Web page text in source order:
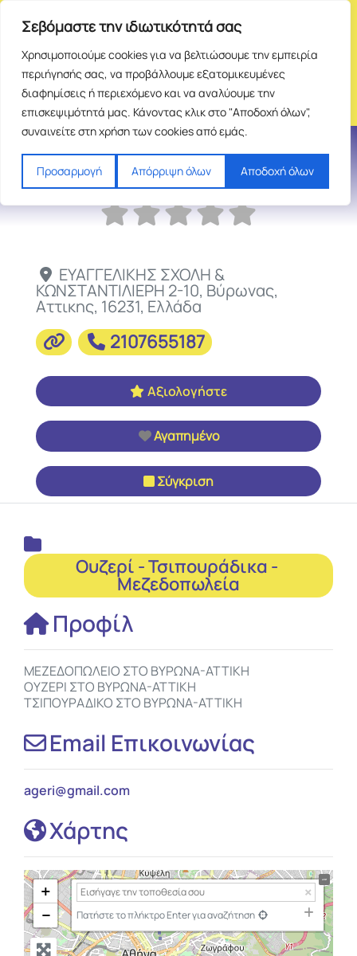
Σεβόμαστε την ιδιωτικότητά σας
Χρησιμοποιούμε cookies για να βελτιώσουμε την εμπειρία
περιήγησής σας, να προβάλλουμε εξατομικευμένες
διαφημίσεις ή περιεχόμενο και να αναλύουμε την
επισκεψιμότητά μας. Κάνοντας κλικ στο "Αποδοχή όλων",
συναινείτε στη χρήση των cookies από εμάς.
Προσαρμογή Απόρριψη όλων Αποδοχή όλων
ΑΓΕΡΙ
ΕΥΑΓΓΕΛΙΚΗΣ ΣΧΟΛΗ &
ΚΩΝΣΤΑΝΤΙΛΙΕΡΗ 2-10, Βύρωνας,
Αττικης, 16231, Ελλάδα
2107655187
Αξιολογήστε
Αγαπημένο
Σύγκριση
Ουζερί - Τσιπουράδικα -
Μεζεδοπωλεία
Προφίλ
ΜΕΖΕΔΟΠΩΛΕΙΟ ΣΤΟ ΒΥΡΩΝΑ-ΑΤΤΙΚΗ
ΟΥΖΕΡΙ ΣΤΟ ΒΥΡΩΝΑ-ΑΤΤΙΚΗ
ΤΣΙΠΟΥΡΑΔΙΚΟ ΣΤΟ ΒΥΡΩΝΑ-ΑΤΤΙΚΗ
Email Επικοινωνίας
ageri@gmail.com
Χάρτης
+
−
Πατήστε το πλήκτρο Enter για αναζήτηση